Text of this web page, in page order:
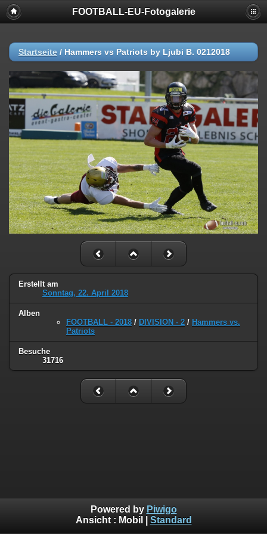
FOOTBALL-EU-Fotogalerie
Startseite / Hammers vs Patriots by Ljubi B. 0212018
Erstellt am
Sonntag, 22. April 2018
Alben
FOOTBALL - 2018 / DIVISION - 2 / Hammers vs.
Patriots
Besuche
31716
Powered by Piwigo
Ansicht : Mobil Standard